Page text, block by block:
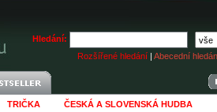
Hledání:
Rozšířené hledání | Abecední
TRIČKA ČESKÁ A SLOVENSKÁ HUDBA